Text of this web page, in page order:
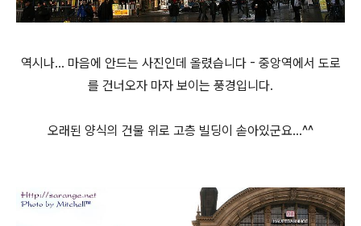
역시나... 마음에 안드는 사진인데 올렸습니다 - 중앙역에서 도로
를 건너오자 마자 보이는 풍경입니다.
오래된 양식의 건물 위로 고층 빌딩이 솓아있군요...^^